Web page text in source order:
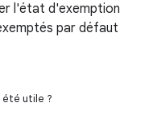
l'état d'exemption
par défaut
été utile ?